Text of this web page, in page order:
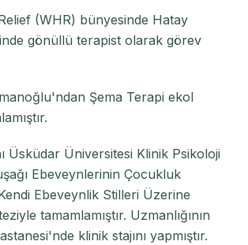
(WHR) bünyesinde Hatay
gönüllü terapist olarak görev
Şema Terapi ekol
Üsküdar Üniversitesi Klinik Psikoloji
Ebeveynlerinin Çocukluk
Ebeveynlik Stilleri Üzerine
tamamlamıştır. Uzmanlığının
klinik stajını yapmıştır.